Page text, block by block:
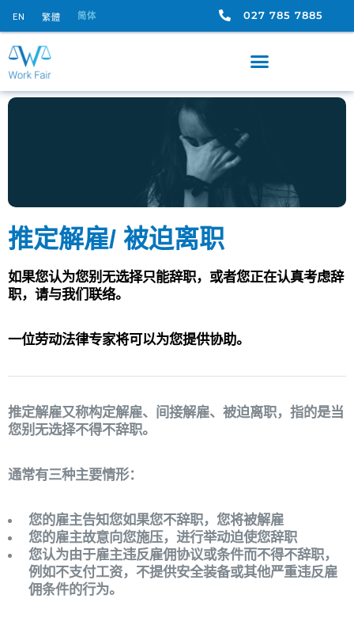
EN 繁體 简体 027 785 7885
推定解雇/ 被迫离职
如果您认为您别无选择只能辞职，或者您正在认真考虑辞
职，请与我们联络。
一位劳动法律专家将可以为您提供协助。
推定解雇又称构定解雇、间接解雇、被迫离职，指的是当
您别无选择不得不辞职。
通常有三种主要情形：
您的雇主告知您如果您不辞职，您将被解雇
您的雇主故意向您施压，进行举动迫使您辞职
您认为由于雇主违反雇佣协议或条件而不得不辞职，
例如不支付工资，不提供安全装备或其他严重违反雇
佣条件的行为。